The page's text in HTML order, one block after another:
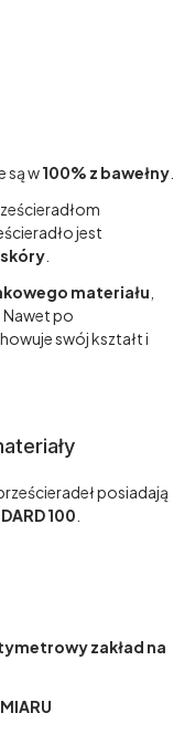
są w100% z bawełny
jest
materiału
. Nawet po
swój kształt i
posiadają
100
zakład na